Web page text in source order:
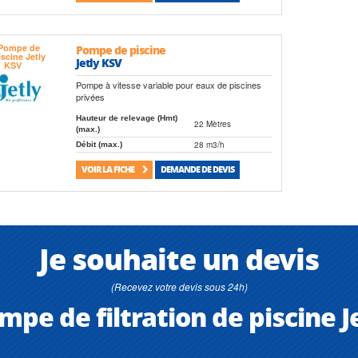
Pompe de piscine
Jetly KSV
Pompe à vitesse variable pour eaux de piscines
privées
Hauteur de relevage (Hmt)
(max.)
22 Mètres
Débit (max.) 28 m3/h
VOIR LA FICHE DEMANDE DE DEVIS
Je souhaite un devis
(Recevez votre devis sous 24h)
de filtration de piscine